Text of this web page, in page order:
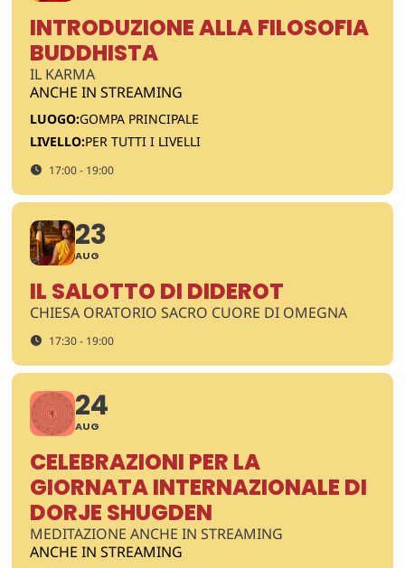
INTRODUZIONE ALLA FILOSOFIA
BUDDHISTA
IL KARMA
ANCHE IN STREAMING
LUOGO:GOMPA PRINCIPALE
LIVELLO:PER TUTTI I LIVELLI
17:00 - 19:00
23
AUG
IL SALOTTO DI DIDEROT
CHIESA ORATORIO SACRO CUORE DI OMEGNA
17:30 - 19:00
24
AUG
CELEBRAZIONI PER LA
GIORNATA INTERNAZIONALE DI
DORJE SHUGDEN
MEDITAZIONE ANCHE IN STREAMING
ANCHE IN STREAMING